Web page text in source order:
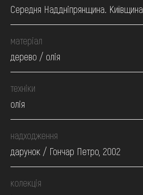
Середня Наддніпрянщина. Київщина
матеріал
дерево / олія
техніки
олія
надходження
дарунок / Гончар Петро, 2002
колекція